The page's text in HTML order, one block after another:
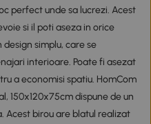
perfect unde sa lucrezi. Acest
si il poti aseza in orice
simplu, care se
interioare. Poate fi asezat
a economisi spatiu. HomCom
150x120x75cm dispune de un
Acest birou are blatul realizat